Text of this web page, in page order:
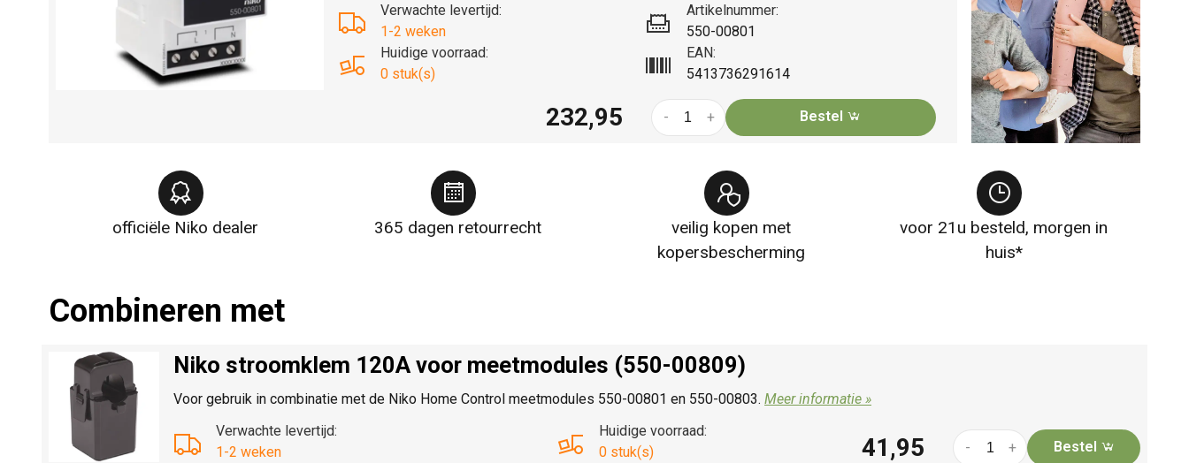
Verwachte levertijd:
1-2 weken
Huidige voorraad:
0 stuk(s)
Artikelnummer:
550-00801
EAN:
5413736291614
232,95 +
- Bestel
officiële Niko dealer 365 dagen retourrecht
veilig kopen met
kopersbescherming
voor 21u besteld, morgen in
huis*
Combineren met
Niko stroomklem 120A voor meetmodules (550-00809)
Voor gebruik in combinatie met de Niko Home Control meetmodules 550-00801 en 550-00803. Meer informatie »
Verwachte levertijd:
1-2 weken
Huidige voorraad:
0 stuk(s)
41,95 +
- Bestel